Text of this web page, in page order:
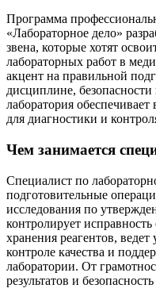
Программа
«Лабораторное дело»
звена, которые хотят
лабораторных работ в
акцент на правильной
дисциплине,
лаборатория
для диагностики и
Чем занимается
Специалист по
подготовительные
исследования по
контролирует
хранения реагентов,
контроле качества и
лаборатории. От
результатов и